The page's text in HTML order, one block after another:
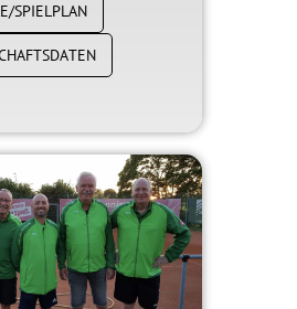
SPIELPLAN